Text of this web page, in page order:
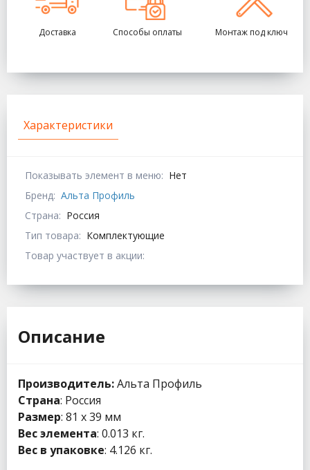
Доставка Способы оплаты Монтаж под ключ
Характеристики
Показывать элемент в меню: Нет
Бренд: Альта Профиль
Страна: Россия
Тип товара: Комплектующие
Товар участвует в акции:
Описание
Производитель:Альта Профиль
Страна: Россия
Размер: 81 x 39 мм
Вес элемента: 0.013 кг.
Вес в упаковке: 4.126 кг.